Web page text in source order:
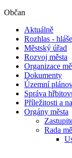
Občan
Aktuálně
Rozhlas -
Městský úřad
Rozvoj města
Organizace
Dokumenty
Územní
Správa
Příležitosti a
Orgány města
Rada